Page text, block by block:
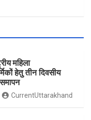
महिला
हेतु तीन दिवसीय
CurrentUttarakhand